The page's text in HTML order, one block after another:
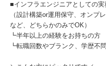
■インフラエンジニアとしての
（設計構築or運用保守、オンプ
など、どちらかのみでOK）
┗半年以上の経験をお持ちの方
┗転職回数やブランク、学歴不問